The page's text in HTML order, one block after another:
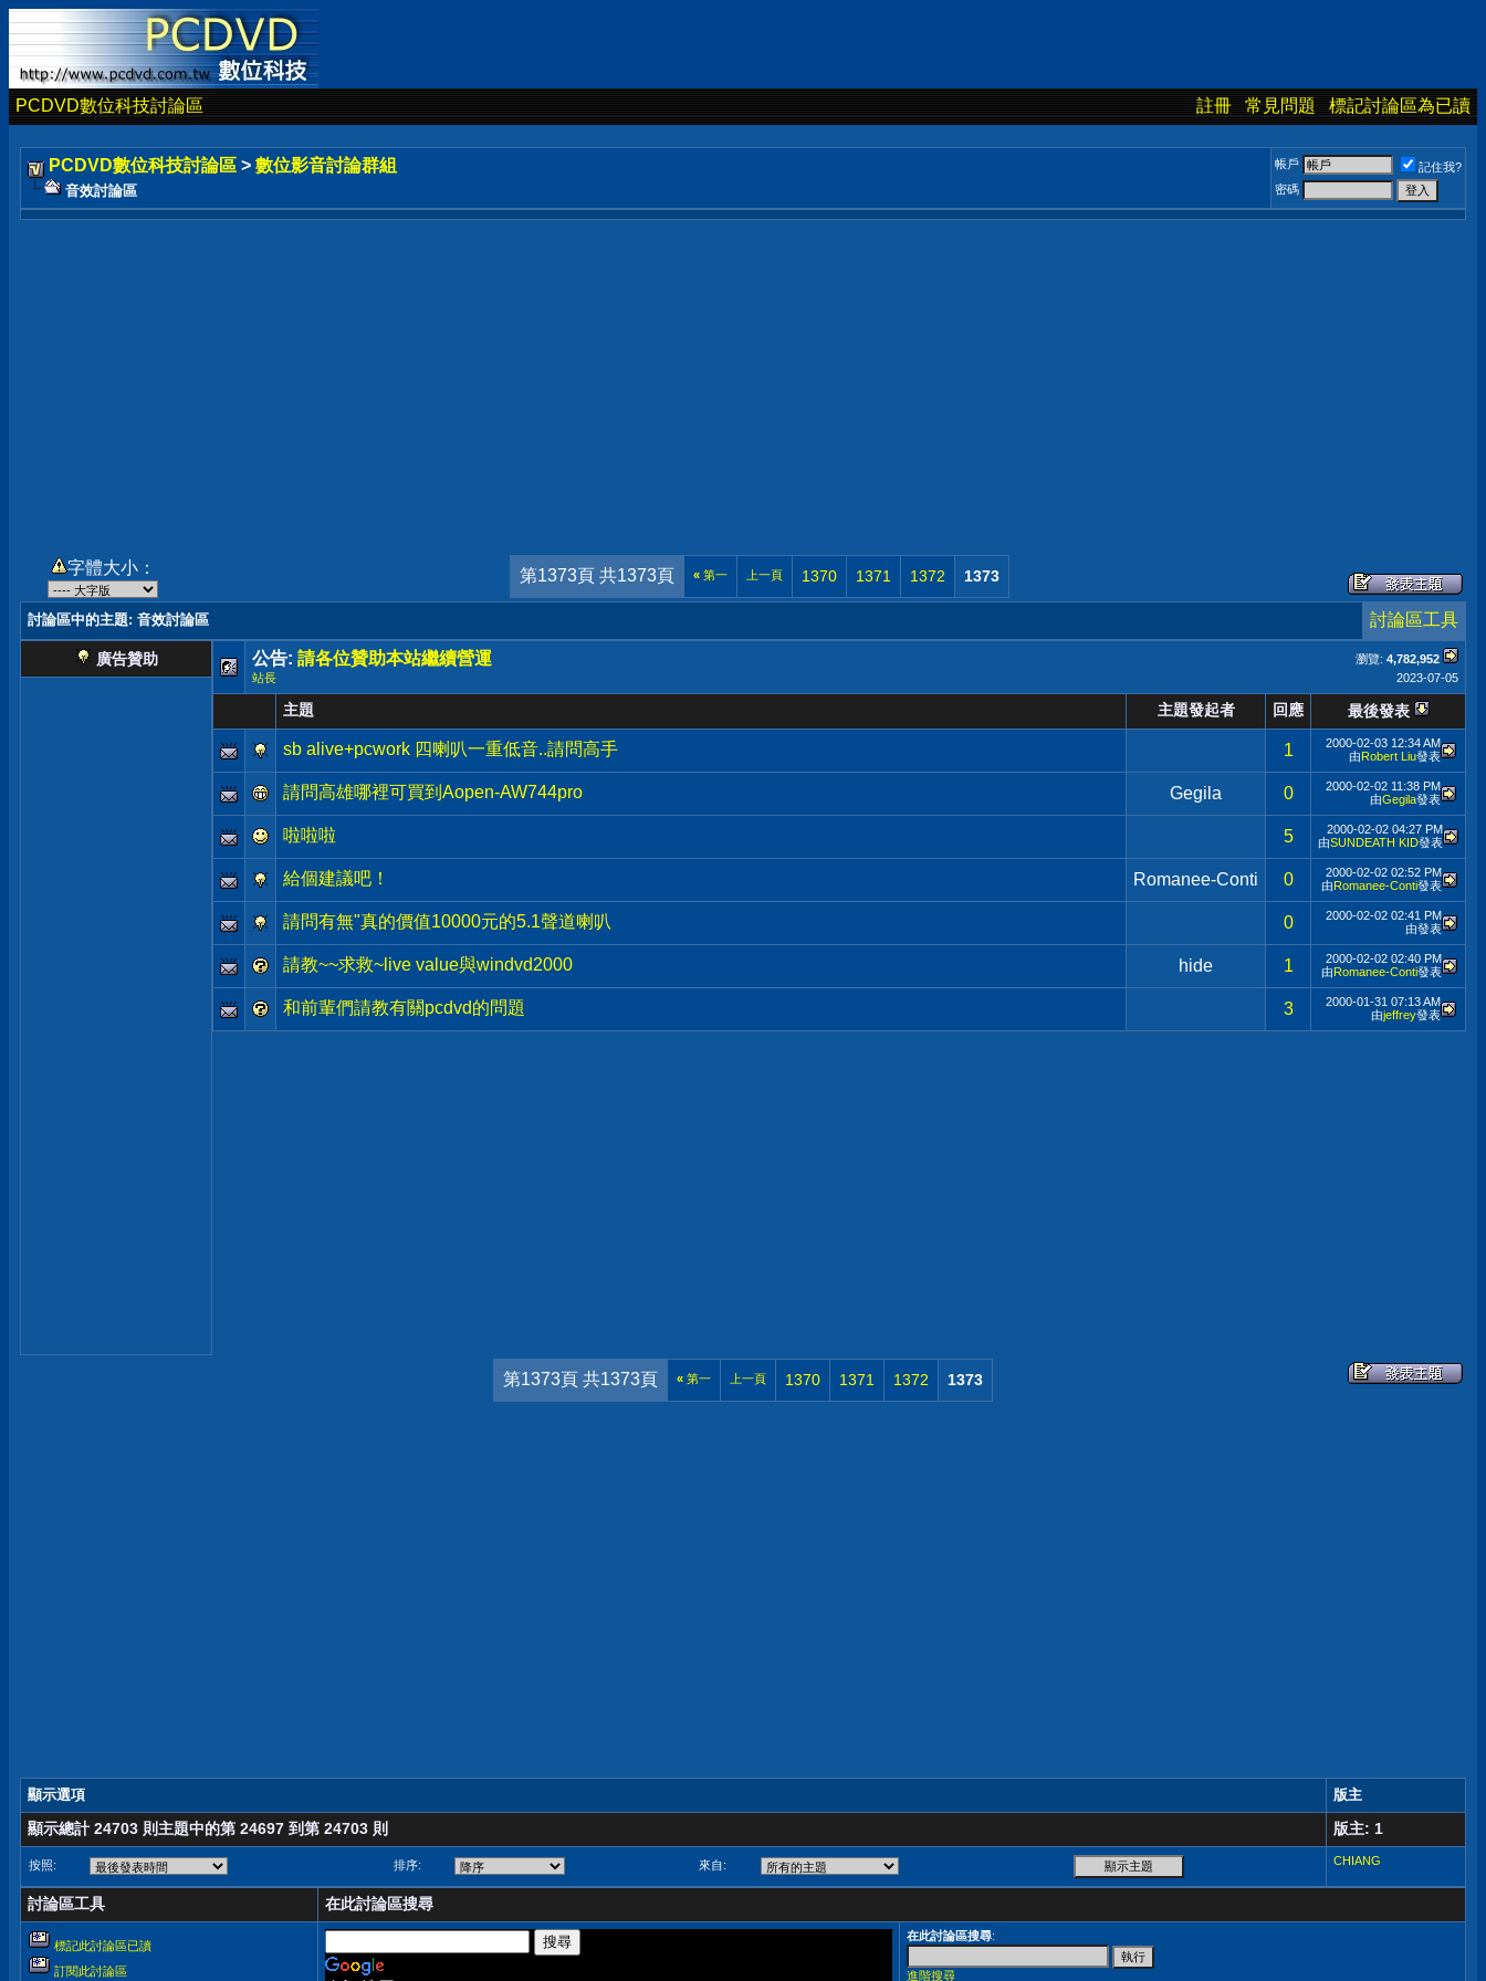
PCDVD數位科技討論區 註冊 常見問題 標記討論區為已讀
PCDVD數位科技討論區 > 數位影音討論群組
音效討論區
帳戶
記住我?
密碼
字體大小： 第1373頁 共1373頁 « 第一 上一頁 1370 1371 1372 1373
討論區中的主題: 音效討論區 討論區工具
廣告贊助 瀏覽: 4,782,952
公告: 請各位贊助本站繼續營運
2023-07-05
站長
主題 主題發起者 回應 最後發表
sb alive+pcwork 四喇叭一重低音..請問高手 1 2000-02-03 12:34 AM
由Robert Liu發表
請問高雄哪裡可買到Aopen-AW744pro Gegila 0 2000-02-02 11:38 PM
由Gegila發表
啦啦啦 5 2000-02-02 04:27 PM
由SUNDEATH KID發表
給個建議吧！ Romanee-Conti 0 2000-02-02 02:52 PM
由Romanee-Conti發表
請問有無"真的價值10000元的5.1聲道喇叭 0 2000-02-02 02:41 PM
由發表
請教~~求救~live value與windvd2000 hide 1 2000-02-02 02:40 PM
由Romanee-Conti發表
和前輩們請教有關pcdvd的問題 3 2000-01-31 07:13 AM
由jeffrey發表
第1373頁 共1373頁 « 第一 上一頁 1370 1371 1372 1373
顯示選項 版主
顯示總計 24703 則主題中的第 24697 到第 24703 則 版主: 1
按照: 排序: 來自: CHIANG
討論區工具 在此討論區搜尋
標記此討論區已讀
訂閱此討論區
在此討論區搜尋:
進階搜尋